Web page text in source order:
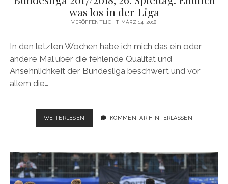
was los in der Liga
VERÖFFENTLICHT MÄRZ 14, 2018
In den letzten Wochen habe ich mich das ein oder
andere Mal über die fehlende Qualität und
Ansehnlichkeit der Bundesliga beschwert und vor
allem die…
WEITERLESEN BUNDESLIGA
2017/2018,
ENDLICH
WAS
LOS
KOMMENTAR HINTERLASSEN